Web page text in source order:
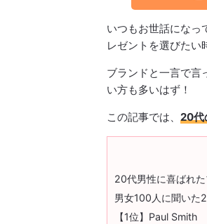
いつもお世話になっ
レゼントを選びたい
ブランドと一言で言
い方も多いはず！
この記事では、 20代
20代男性に喜ばれ
男女100人に聞いた
【1位】Paul Smith